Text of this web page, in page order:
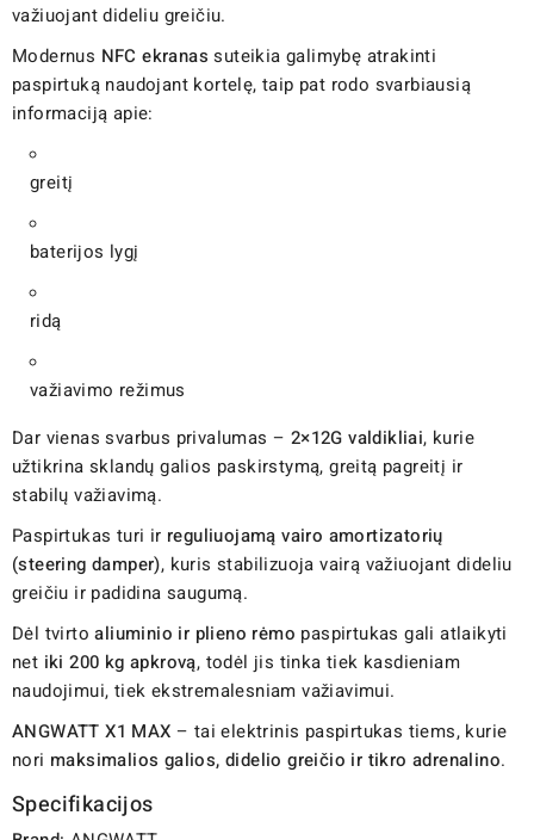
važiuojant dideliu greičiu.
Modernus NFC ekranas suteikia galimybę atrakinti
paspirtuką naudojant kortelę, taip pat rodo svarbiausią
informaciją apie:
greitį
baterijos lygį
ridą
važiavimo režimus
Dar vienas svarbus privalumas – 2×12G valdikliai, kurie
užtikrina sklandų galios paskirstymą, greitą pagreitį ir
stabilų važiavimą.
Paspirtukas turi ir reguliuojamą vairo amortizatorių
(steering damper), kuris stabilizuoja vairą važiuojant dideliu
greičiu ir padidina saugumą.
Dėl tvirtoaliuminio ir plieno rėmo paspirtukas gali atlaikyti
net iki 200 kg apkrovą, todėl jis tinka tiek kasdieniam
naudojimui, tiek ekstremalesniam važiavimui.
ANGWATT X1 MAX – tai elektrinis paspirtukas tiems, kurie
nori maksimalios galios, didelio greičio ir tikro adrenalino.
Specifikacijos